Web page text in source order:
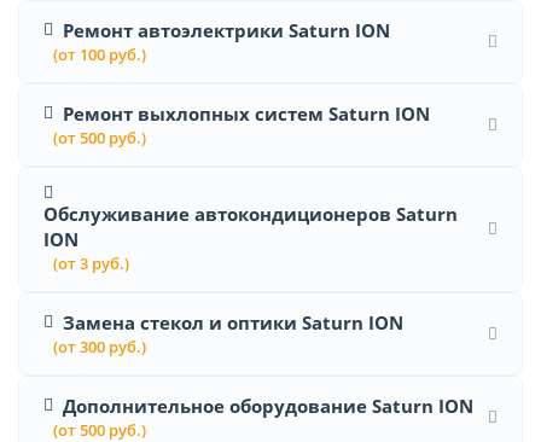
Ремонт автоэлектрики Saturn ION
(от 100 руб.)
Ремонт выхлопных систем Saturn ION
(от 500 руб.)
Обслуживание автокондиционеров Saturn
ION
(от 3 руб.)
Замена стекол и оптики Saturn ION
(от 300 руб.)
Дополнительное оборудование Saturn ION
(от 500 руб.)